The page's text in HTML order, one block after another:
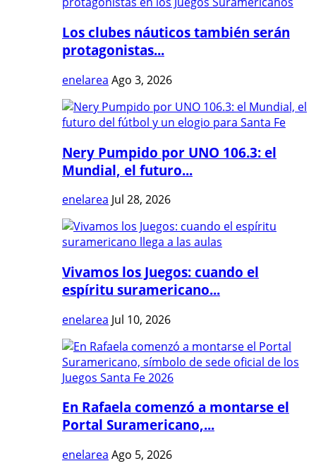
Los clubes náuticos también serán
protagonistas...
enelarea Ago 3, 2026
Nery Pumpido por UNO 106.3: el
Mundial, el futuro...
enelarea Jul 28, 2026
Vivamos los Juegos: cuando el
espíritu suramericano...
enelarea Jul 10, 2026
En Rafaela comenzó a montarse el
Portal Suramericano,...
enelarea Ago 5, 2026